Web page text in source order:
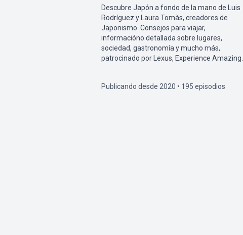
Descubre Japón a fondo de la mano de Luis
Rodríguez y Laura Tomàs, creadores de
Japonismo. Consejos para viajar,
informacióno detallada sobre lugares,
sociedad, gastronomía y mucho más,
patrocinado por Lexus, Experience Amazing.
Publicando desde 2020 • 195 episodios